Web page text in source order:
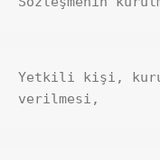
Yetkili kişi,
verilmesi,